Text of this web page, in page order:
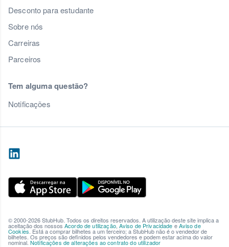
Desconto para estudante
Sobre nós
Carreiras
Parceiros
Tem alguma questão?
Notificações
© 2000-2026 StubHub. Todos os direitos reservados. A utilização deste site implica a
aceitação dos nossos Acordo de utilização, Aviso de Privacidade eAviso de
Cookies . Está a comprar bilhetes a um terceiro; a StubHub não é o vendedor de
bilhetes. Os preços são definidos pelos vendedores e podem estar acima do valor
nominal. Notificações de alterações ao contrato do utilizador